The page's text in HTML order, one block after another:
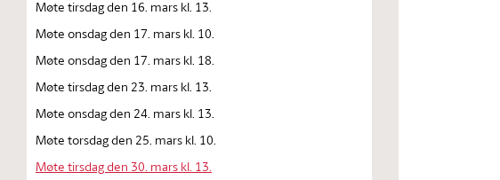
Møte tirsdag den 16. mars kl. 13.
Møte onsdag den 17. mars kl. 10.
Møte onsdag den 17. mars kl. 18.
Møte tirsdag den 23. mars kl. 13.
Møte onsdag den 24. mars kl. 13.
Møte torsdag den 25. mars kl. 10.
Møte tirsdag den 30. mars kl. 13.